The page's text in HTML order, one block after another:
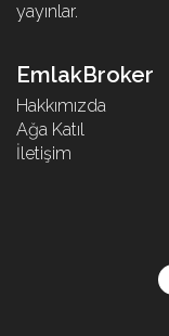
yayınlar.
EmlakBroker
Hakkımızda
Ağa Katıl
İletişim